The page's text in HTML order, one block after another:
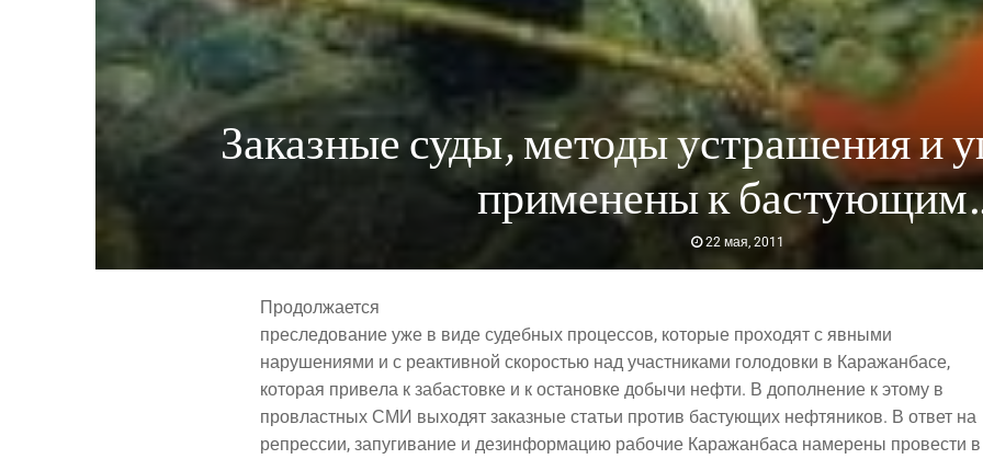
Заказные суды, методы устрашения и
применены к
22 мая, 2011
Про­дол­жа­ет­ся
пре­сле­до­ва­ние уже в виде судеб­ных про­цес­сов, кото­рые про­хо­дят с явными
нару­ше­ни­я­ми и с реак­тив­ной ско­ро­стью над участ­ни­ка­ми голо­дов­ки в Каражанбасе,
кото­рая при­ве­ла к заба­стов­ке и к оста­нов­ке добы­чи неф­ти. В допол­не­ние к это­му в
про­власт­ных СМИ выхо­дят заказ­ные ста­тьи про­тив басту­ю­щих неф­тя­ни­ков. В ответ на
репрес­сии, запу­ги­ва­ние и дез­ин­фор­ма­цию рабо­чие Кара­жан­ба­са наме­ре­ны про­ве­сти в